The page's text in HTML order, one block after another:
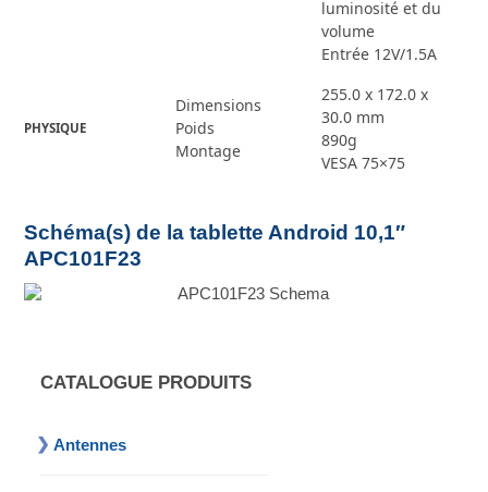
luminosité et du
volume
Entrée 12V/1.5A
PHYSIQUE
Dimensions
Poids
Montage
255.0 x 172.0 x
30.0 mm
890g
VESA 75×75
Schéma(s) de la tablette Android 10,1″
APC101F23
CATALOGUE PRODUITS
Antennes